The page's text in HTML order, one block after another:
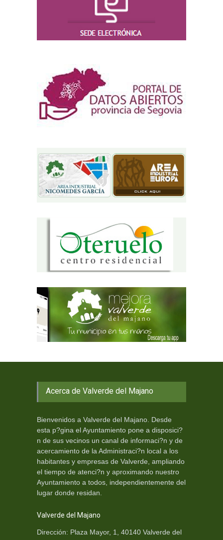
Acerca de Valverde del Majano
Bienvenidos a Valverde del Majano. Desde
esta p?gina el Ayuntamiento pone a disposici?
n de sus vecinos un canal de informaci?n y de
acercamiento de la Administraci?n local a los
habitantes y empresas de Valverde, ampliando
el tiempo de atenci?n y aproximando nuestro
Ayuntamiento a todos, independientemente del
lugar donde residan.
Valverde del Majano
Dirección: Plaza Mayor, 1, 40140 Valverde del